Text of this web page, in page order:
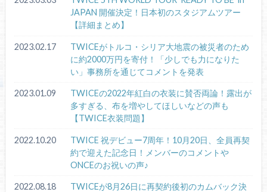
JAPAN 開催決定！日本初のスタジアムツアー
【詳細まとめ】
2023.02.17
TWICEがトルコ・シリア大地震の被災者のため
に約2000万円を寄付！「少しでも力になりた
い」事務所を通じてコメントを発表
2023.01.09
TWICEの2022年紅白の衣装に賛否両論！露出が
多すぎる、布を増やしてほしいなどの声も
【TWICE衣装問題】
2022.10.20
TWICE 祝デビュー7周年！10月20日、全員再契
約で迎えた記念日！メンバーのコメントや
ONCEのお祝いの声♪
2022.08.18
TWICEが8月26日に再契約後初のカムバック決